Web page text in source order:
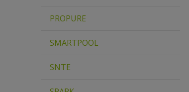
PROPURE
SMARTPOOL
SNTE